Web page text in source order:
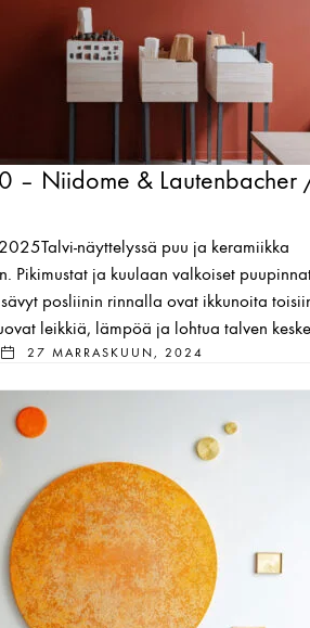
– Niidome & Lautenbacher
näyttelyssä puu ja keramiikka
Pikimustat ja kuulaan valkoiset
posliinin rinnalla ovat ikkunoita
leikkiä, lämpöä ja lohtua talven
27 MARRASKUUN, 2024